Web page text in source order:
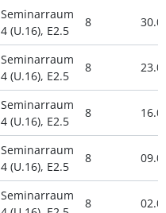
Seminarraum
4 (U.16), E2.5
8
Seminarraum
4 (U.16), E2.5
8
Seminarraum
4 (U.16), E2.5
8
Seminarraum
4 (U.16), E2.5
8
Seminarraum
8